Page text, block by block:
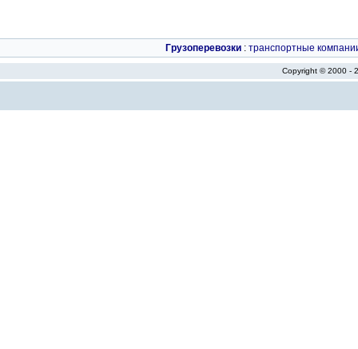
Грузоперевозки : транспортные
Copyright © 2000 -